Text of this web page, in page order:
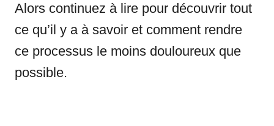
Alors continuez à lire pour découvrir tout
ce qu’il y a à savoir et comment rendre
ce processus le moins douloureux que
possible.